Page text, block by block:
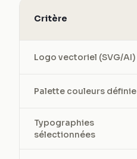
Critère
Logo vectoriel (SVG/AI)
Palette couleurs définie
Typographies
sélectionnées